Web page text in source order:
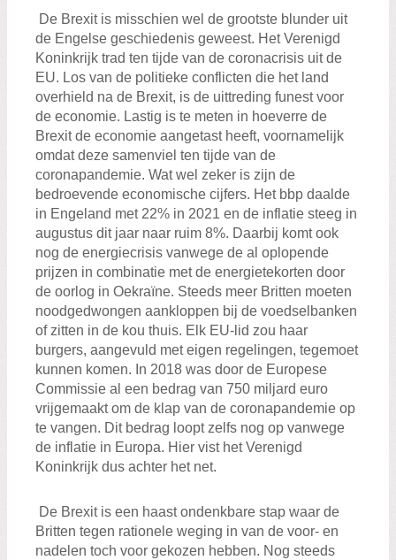
De Brexit is misschien wel de grootste blunder uit
de Engelse geschiedenis geweest. Het Verenigd
Koninkrijk trad ten tijde van de coronacrisis uit de
EU. Los van de politieke conflicten die het land
overhield na de Brexit, is de uittreding funest voor
de economie. Lastig is te meten in hoeverre de
Brexit de economie aangetast heeft, voornamelijk
omdat deze samenviel ten tijde van de
coronapandemie. Wat wel zeker is zijn de
bedroevende economische cijfers. Het bbp daalde
in Engeland met 22% in 2021 en de inflatie steeg in
augustus dit jaar naar ruim 8%. Daarbij komt ook
nog de energiecrisis vanwege de al oplopende
prijzen in combinatie met de energietekorten door
de oorlog in Oekraïne. Steeds meer Britten moeten
noodgedwongen aankloppen bij de voedselbanken
of zitten in de kou thuis. Elk EU-lid zou haar
burgers, aangevuld met eigen regelingen, tegemoet
kunnen komen. In 2018 was door de Europese
Commissie al een bedrag van 750 miljard euro
vrijgemaakt om de klap van de coronapandemie op
te vangen. Dit bedrag loopt zelfs nog op vanwege
de inflatie in Europa. Hier vist het Verenigd
Koninkrijk dus achter het net.
De Brexit is een haast ondenkbare stap waar de
Britten tegen rationele weging in van de voor- en
nadelen toch voor gekozen hebben. Nog steeds